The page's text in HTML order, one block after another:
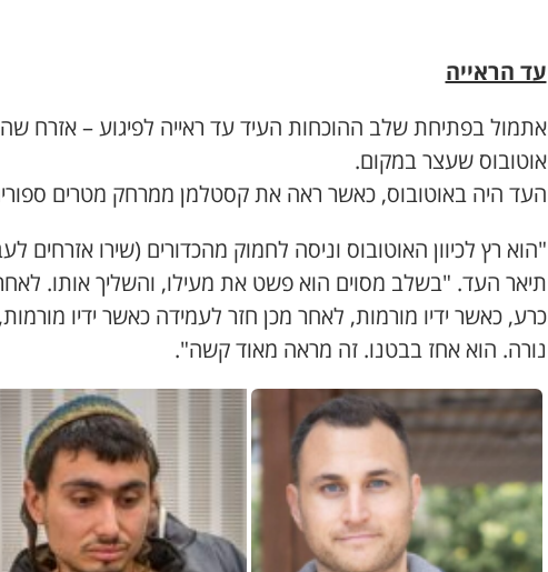
עד הראייה
אתמול בפתיחת שלב ההוכחות העיד עד ראייה לפיגוע – אזרח
אוטובוס שעצר במקום.
העד היה באוטובוס, כאשר ראה את קסטלמן ממרחק מטרים
"הוא רץ לכיוון האוטובוס וניסה לחמוק מהכדורים (שירו אזרחים
תיאר העד. "בשלב מסוים הוא פשט את מעילו, והשליך אותו.
כרע, כאשר ידיו מורמות, לאחר מכן חזר לעמידה כאשר ידיו
נורה. הוא אחז בבטנו. זה מראה מאוד קשה".